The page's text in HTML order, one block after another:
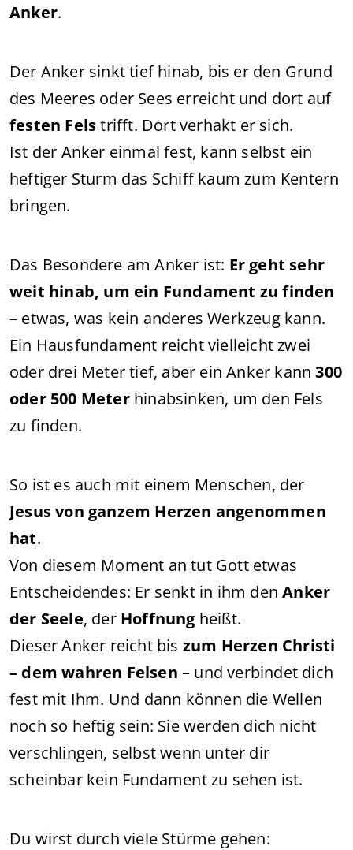
Anker.
Der Anker sinkt tief hinab, bis er den Grund
des Meeres oder Sees erreicht und dort auf
festen Felstrifft. Dort verhakt er sich.
Ist der Anker einmal fest, kann selbst ein
heftiger Sturm das Schiff kaum zum Kentern
bringen.
Das Besondere am Anker ist: Er geht sehr
weit hinab, um ein Fundament zu finden
– etwas, was kein anderes Werkzeug kann.
Ein Hausfundament reicht vielleicht zwei
oder drei Meter tief, aber ein Anker kann300
oder 500 Meterhinabsinken, um den Fels
zu finden.
So ist es auch mit einem Menschen, der
Jesus von ganzem Herzen angenommen
hat.
Von diesem Moment an tut Gott etwas
Entscheidendes: Er senkt in ihm denAnker
der Seele, der Hoffnung heißt.
Dieser Anker reicht bis zum Herzen Christi
– dem wahren Felsen – und verbindet dich
fest mit Ihm. Und dann können die Wellen
noch so heftig sein: Sie werden dich nicht
verschlingen, selbst wenn unter dir
scheinbar kein Fundament zu sehen ist.
Du wirst durch viele Stürme gehen: